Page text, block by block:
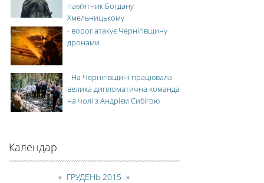
пам’ятник Богдану
Хмельницькому
- ворог атакує Чернігівщину
дронами
- На Чернігівщині працювала
велика дипломатична команда
на чолі з Андрієм Сибігою
Календар
« ГРУДЕНЬ 2015 »